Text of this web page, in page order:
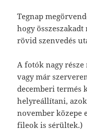
Tegnap
hogy
rövid szenvedés
A fotók nagy
vagy már
decemberi
helyreállítani,
november közepe
fileok is sérültek.)